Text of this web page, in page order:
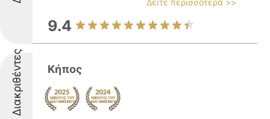
Δείτε περισσότερα >>
9.4
Διακριθέντες Κήπος